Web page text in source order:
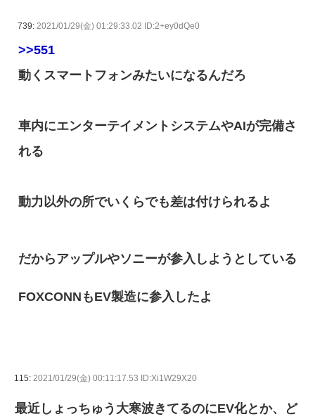
739: 2021/01/29(金) 01:29:33.02 ID:2+ey0dQe0
>>551
動くスマートフォンみたいになるんだろ
車内にエンターテイメントシステムやAIが完備さ
れる
動力以外の所でいくらでも差は付けられるよ
だからアップルやソニーが参入しようとしている
FOXCONNもEV製造に参入したよ
115: 2021/01/29(金) 00:11:17.53 ID:Xi1W29X20
最近しょっちゅう大寒波きてるのにEV化とか、ど